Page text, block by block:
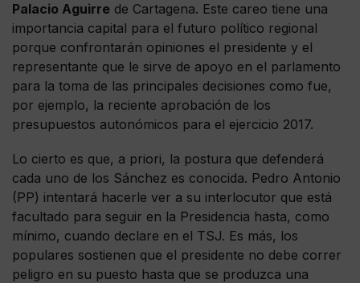
Palacio Aguirre de Cartagena. Este careo tiene una
importancia capital para el futuro político regional
porque confrontarán opiniones el presidente y el
representante que le sirve de apoyo en el parlamento
para la toma de las principales decisiones como fue,
por ejemplo, la reciente aprobación de los
presupuestos autonómicos para el ejercicio 2017.
Lo cierto es que, a priori, la postura que defenderá
cada uno de los Sánchez es conocida. Pedro Antonio
(PP) intentará hacerle ver a su interlocutor que está
facultado para seguir en la Presidencia hasta, como
mínimo, cuando declare en el TSJ. Es más, los
populares sostienen que el presidente no debe correr
peligro en su puesto hasta que se produzca una